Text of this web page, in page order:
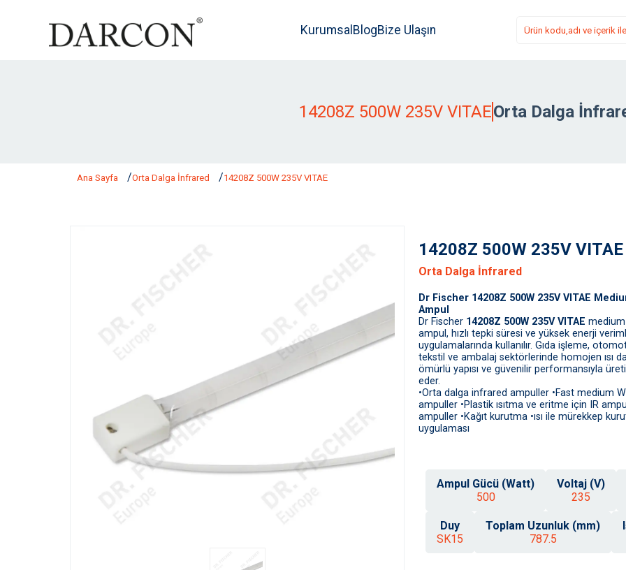
Kurumsal BlogBize Ulaşın
14208Z 500W 235V VITAEOrta Dalga
Ana Sayfa Orta Dalga İnfrared 14208Z 500W 235V VITAE
14208Z 500W 235V VITAE
Orta Dalga İnfrared
Dr Fischer 14208Z 500W 235V VITAE
Ampul
Dr Fischer 14208Z 500W 235V VITAE
ampul, hızlı tepki süresi ve yüksek enerji
uygulamalarında kullanılır. Gıda işleme,
tekstil ve ambalaj sektörlerinde homojen ısı
ömürlü yapısı ve güvenilir performansıyla
eder.
•Orta dalga infrared ampuller •Fast medium
ampuller •Plastik ısıtma ve eritme için IR
ampuller •Kağıt kurutma •ısı ile mürekkep
uygulaması
Ampul Gücü (Watt)
500
Voltaj (V)
235
Duy
SK15
Toplam Uzunluk (mm)
787.5